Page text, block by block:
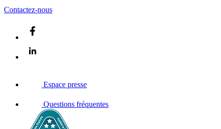
Contactez-nous
Espace presse
Questions fréquentes